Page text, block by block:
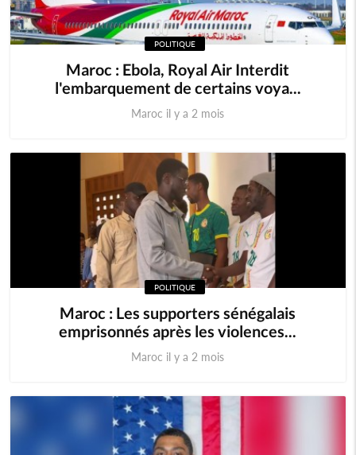
POLITIQUE
Maroc : Ebola, Royal Air Interdit
l'embarquement de certains voya...
Maroc il y a 2 mois
POLITIQUE
Maroc : Les supporters sénégalais
emprisonnés après les violences...
Maroc il y a 2 mois